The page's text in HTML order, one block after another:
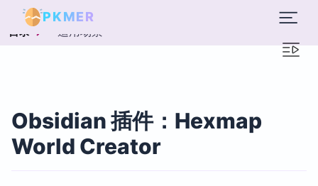
PKMER
目录 适用场景
Obsidian 插件：Hexmap
World Creator